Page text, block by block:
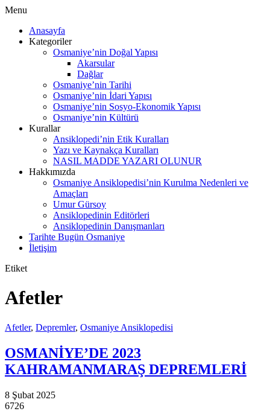
Menu
Anasayfa
Kategoriler
Osmaniye’nin Doğal Yapısı
Akarsular
Dağlar
Osmaniye’nin Tarihi
Osmaniye’nin İdari Yapısı
Osmaniye’nin Sosyo-Ekonomik Yapısı
Osmaniye’nin Kültürü
Kurallar
Ansiklopedi’nin Etik Kuralları
Yazı ve Kaynakça Kuralları
NASIL MADDE YAZARI OLUNUR
Hakkımızda
Osmaniye Ansiklopedisi’nin Kurulma Nedenleri ve
Amaçları
Umur Gürsoy
Ansiklopedinin Editörleri
Ansiklopedinin Danışmanları
Tarihte Bugün Osmaniye
İletişim
Etiket
Afetler
Afetler, Depremler, Osmaniye Ansiklopedisi
OSMANİYE’DE 2023
KAHRAMANMARAŞ DEPREMLERİ
8 Şubat 2025
6726